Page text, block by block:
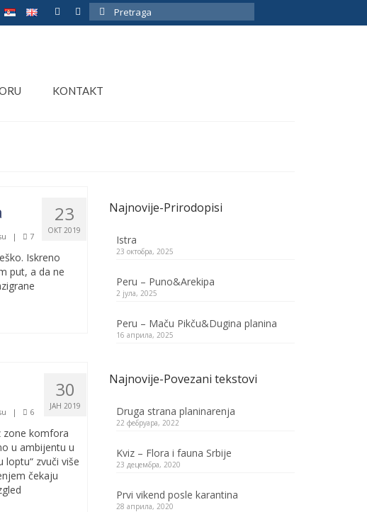
Pretraga
za:
KONTAKT
23
ОКТ 2019
| 7
Iskreno
put, a da ne
30
ЈАН 2019
| 6
zone komfora
u ambijentu u
zvuči više
čekaju
Najnovije-Prirodopisi
Istra
23 октобра, 2025
Peru – Puno&Arekipa
2 јула, 2025
Peru – Maču Pikču&Dugina planina
16 априла, 2025
Najnovije-Povezani tekstovi
Druga strana planinarenja
22 фебруара, 2022
Kviz – Flora i fauna Srbije
23 децембра, 2020
Prvi vikend posle karantina
28 априла, 2020